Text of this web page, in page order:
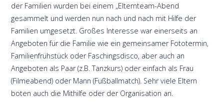
der Familien wurden bei einem „Elternteam-Abend
gesammelt und werden nun nach und nach mit Hilfe der
Familien umgesetzt. Großes Interesse war einerseits an
Angeboten für die Familie wie ein gemeinsamer Fototermin,
Familienfrühstück oder Faschingsdisco, aber auch an
Angeboten als Paar (z.B. Tanzkurs) oder einfach als Frau
(Filmeabend) oder Mann (Fußballmatch). Sehr viele Eltern
boten auch die Mithilfe oder der Organisation an.